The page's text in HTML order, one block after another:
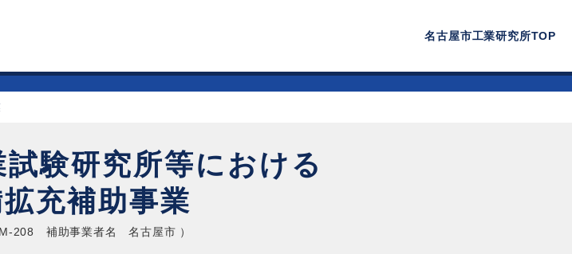
名古屋市工業研究所TOP
験研究所等における
充補助事業
208 補助事業者名 名古屋市 ）